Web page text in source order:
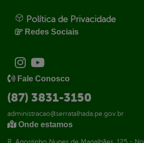
Política de Privacidade
Redes Sociais
Fale Conosco
(87) 3831-3150
administracao@serratalhada.pe.gov.br
Onde estamos